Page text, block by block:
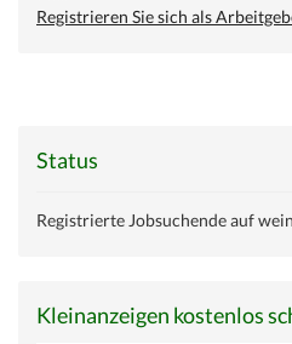
Registrieren Sie sich als
Status
Registrierte Jobsuchende auf
Kleinanzeigen kostenlos